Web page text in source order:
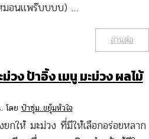
มอนแพร๊บบบบ) …
อ่านต่อ
วง ป้าอิ้ง เมนู มะม่วง ผลไม้
. โดยป๋าซุ่ม..ขยุ้มหัวใจ
กให้ มะม่วง ที่มีให้เลือกอร่อยหลาก